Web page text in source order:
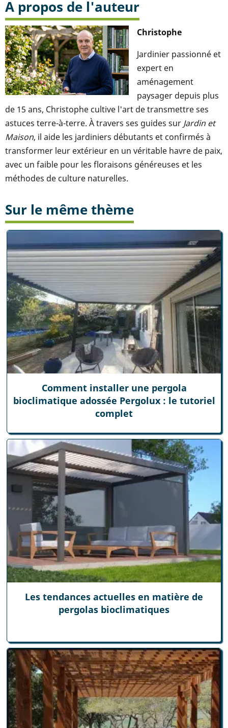
A propos de l'auteur
Christophe
Jardinier passionné et
expert en
aménagement
paysager depuis plus
de 15 ans, Christophe cultive l'art de transmettre ses
astuces terre-à-terre. À travers ses guides sur Jardin et
Maison, il aide les jardiniers débutants et confirmés à
transformer leur extérieur en un véritable havre de paix,
avec un faible pour les floraisons généreuses et les
méthodes de culture naturelles.
Sur le même thème
Comment installer une pergola
bioclimatique adossée Pergolux : le tutoriel
complet
Les tendances actuelles en matière de
pergolas bioclimatiques